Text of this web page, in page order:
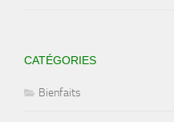
CATÉGORIES
Bienfaits